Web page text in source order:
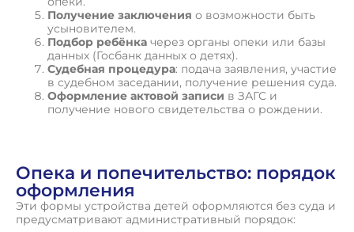
Получение заключения о возможности быть
усыновителем.
Подбор ребёнка через органы опеки или базы
данных (Госбанк данных о детях).
Судебная процедура: подача заявления, участие
в судебном заседании, получение решения суда.
Оформление актовой записи в ЗАГС и
получение нового свидетельства о рождении.
Опека и попечительство: порядок
оформления
Эти формы устройства детей оформляются без суда и
предусматривают административный порядок: